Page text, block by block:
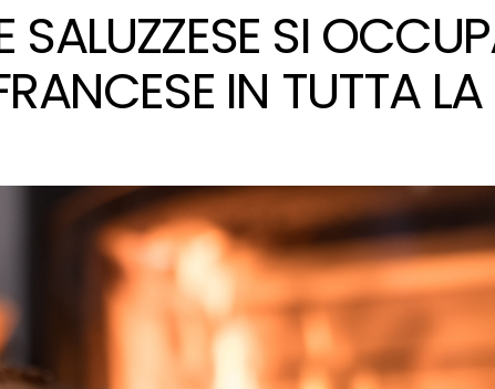
SALUZZESE SI
IN TUTTA